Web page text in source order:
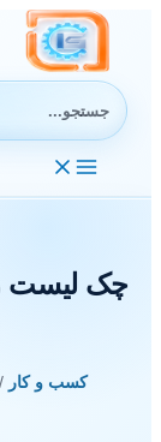
جستجوی:
چک لیست
کسب و کار/